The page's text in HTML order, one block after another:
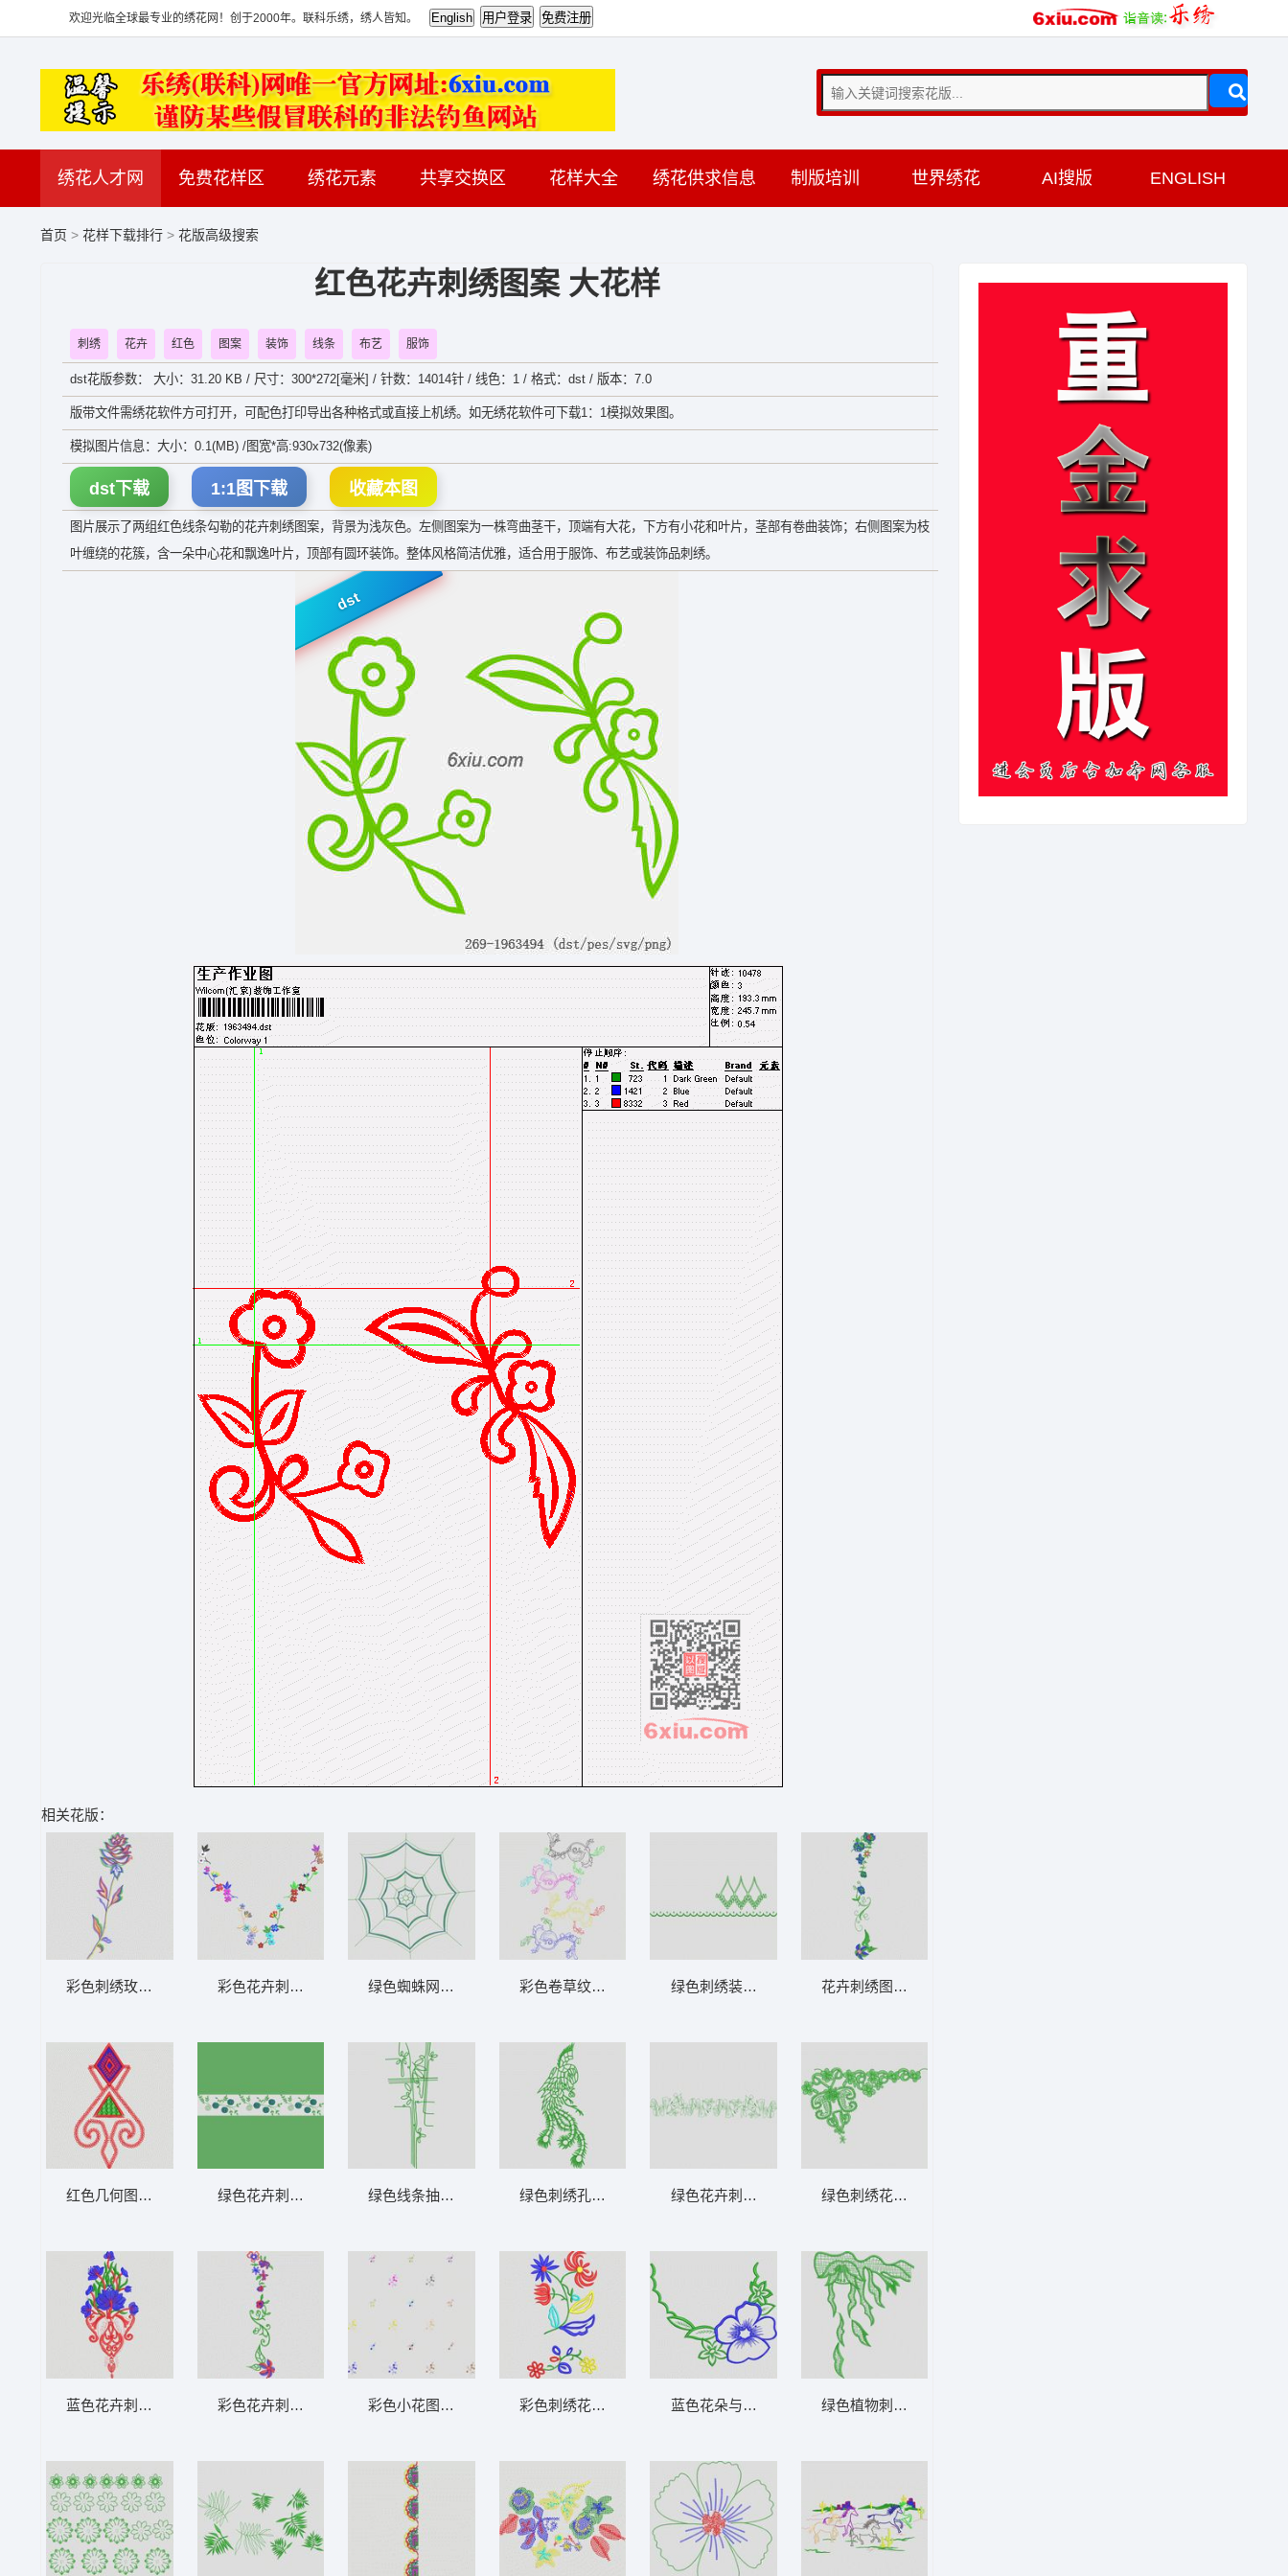
欢迎光临全球最专业的绣花网！创于2000年。联科乐绣，绣人皆知。
绣花人才网 免费花样区 绣花元素 共享交换区 花样大全 绣花供求信息 制版培训 世界绣花 AI搜版 ENGLISH
首页 > 花样下载排行 > 花版高级搜索
红色花卉刺绣图案 大花样
刺绣 花卉 红色 图案 装饰 线条 布艺 服饰
dst花版参数： 大小：31.20 KB / 尺寸：300*272[毫米] / 针数：14014针 / 线色：1 / 格式：dst / 版本：7.0
版带文件需绣花软件方可打开，可配色打印导出各种格式或直接上机绣。如无绣花软件可下载1：1模拟效果图。
模拟图片信息：大小：0.1(MB) /图宽*高:930x732(像素)
dst下载 1:1图下载 收藏本图
图片展示了两组红色线条勾勒的花卉刺绣图案，背景为浅灰色。左侧图案为一株弯曲茎干，顶端有大花，下方有小花和叶片，茎部有卷曲装饰；右侧图案为枝
叶缠绕的花簇，含一朵中心花和飘逸叶片，顶部有圆环装饰。整体风格简洁优雅，适合用于服饰、布艺或装饰品刺绣。
dst
相关花版：
彩色刺绣玫瑰花图案 大花样
红色几何图案刺绣设计 大花样
蓝色花卉刺绣图案 大花样
彩色花卉刺绣图案 大花样
绿色花卉刺绣图案 大花样
彩色花卉刺绣图案 大花样
绿色蜘蛛网图案 大花样
绿色线条抽象植物图案 大花样
彩色小花图案背景 大花样
彩色卷草纹装饰图案 大花样
绿色刺绣孔雀图案 大花样
彩色刺绣花卉图案 大花样
绿色刺绣装饰图案 大花样
绿色花卉刺绣图案 大花样
蓝色花朵与绿色藤蔓刺绣图案 大花样
花卉刺绣图案设计 大花样
绿色刺绣花纹图案 大花样
绿色植物刺绣图案 大花样